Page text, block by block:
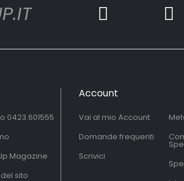
0423.601555
Magazine
sito
Account
Vai al mio Account
Domande frequenti
Scrivici